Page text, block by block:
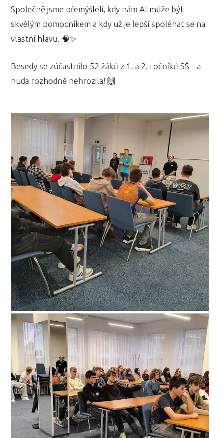
Společně jsme přemýšleli, kdy nám AI může být
skvělým pomocníkem a kdy už je lepší spoléhat se na
vlastní hlavu. 🧠✨
Besedy se zúčastnilo 52 žáků z 1. a 2. ročníků SŠ – a
nuda rozhodně nehrozila! 🙌